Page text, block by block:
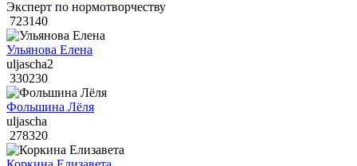
Эксперт по нормотворчеству
723140
Ульянова Елена
uljascha2
330230
Фольшина Лёля
uljascha
278320